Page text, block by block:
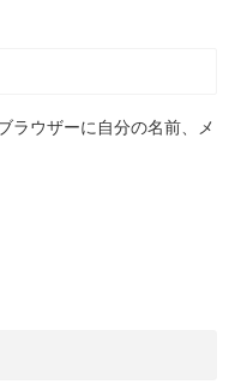
ラウザーに自分の名前、メ